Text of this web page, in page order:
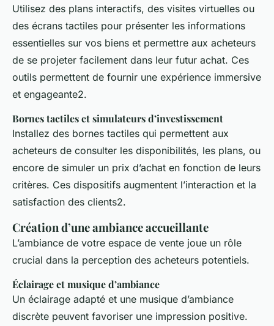
Utilisez des plans interactifs, des visites virtuelles ou
des écrans tactiles pour présenter les informations
essentielles sur vos biens et permettre aux acheteurs
de se projeter facilement dans leur futur achat. Ces
outils permettent de fournir une expérience immersive
et engageante2.
Bornes tactiles et simulateurs d’investissement
Installez des bornes tactiles qui permettent aux
acheteurs de consulter les disponibilités, les plans, ou
encore de simuler un prix d’achat en fonction de leurs
critères. Ces dispositifs augmentent l’interaction et la
satisfaction des clients2.
Création d’une ambiance accueillante
L’ambiance de votre espace de vente joue un rôle
crucial dans la perception des acheteurs potentiels.
Éclairage et musique d’ambiance
Un éclairage adapté et une musique d’ambiance
discrète peuvent favoriser une impression positive.